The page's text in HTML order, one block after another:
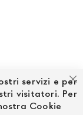
servizi e per
visitatori. Per
Cookie